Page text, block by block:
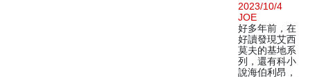
2023/10/4
JOE
好多年前，在
好讀發現艾西
莫夫的基地系
列，還有科小
說海伯利昂，